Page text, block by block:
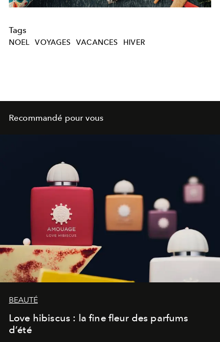
Tags
NOEL VOYAGES VACANCES HIVER
Recommandé pour vous
BEAUTÉ
Love hibiscus : la fine fleur des parfums
d’été